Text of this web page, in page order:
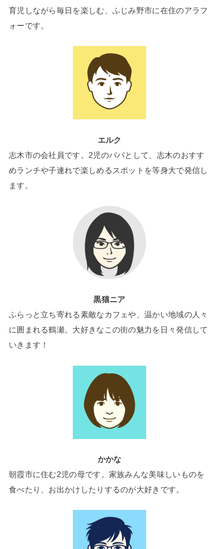
育児しながら毎日を楽しむ、ふじみ野市に在住のアラフ
ォーです。
エルク
志木市の会社員です。2児のパパとして、志木のおすす
めランチや子連れで楽しめるスポットを等身大で発信し
ます。
黒猫ニア
ふらっと立ち寄れる素敵なカフェや、温かい地域の人々
に囲まれる鶴瀬。大好きなこの街の魅力を日々発信して
いきます！
かかな
朝霞市に住む2児の母です。家族みんな美味しいものを
食べたり、お出かけしたりするのが大好きです。